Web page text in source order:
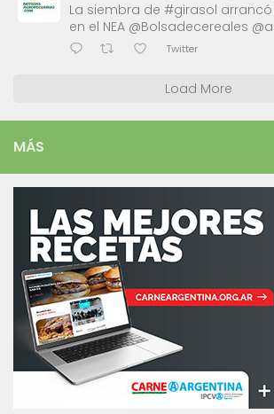
La siembra de #girasol
en el NEA @Bolsadecereales
Twitter
Load More
MÁS